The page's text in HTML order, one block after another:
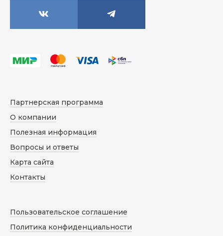
Партнерская программа
О компании
Полезная информация
Вопросы и ответы
Карта сайта
Контакты
Пользовательское соглашение
Политика конфиденциальности